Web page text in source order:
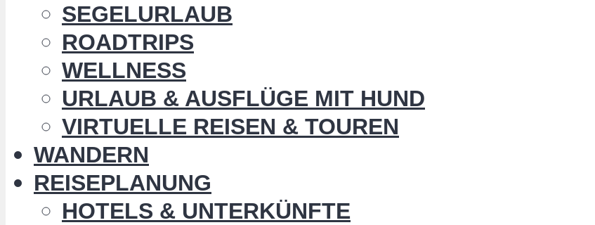
SEGELURLAUB
ROADTRIPS
WELLNESS
URLAUB & AUSFLÜGE MIT HUND
VIRTUELLE REISEN & TOUREN
WANDERN
REISEPLANUNG
HOTELS & UNTERKÜNFTE